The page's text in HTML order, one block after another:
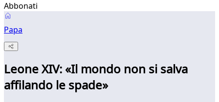
Abbonati
Papa
Leone XIV: «Il mondo non si salva
affilando le spade»